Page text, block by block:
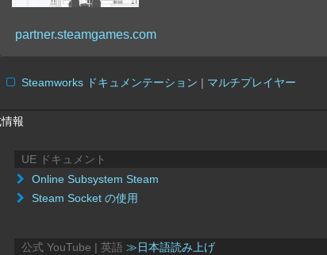
partner.steamgames.com
Steamworks ドキュメンテーション | マルチプレイヤー
報
UE ドキュメント
Online Subsystem Steam
Steam Socket の使用
公式 YouTube | 英語 ≫日本語読み上げ